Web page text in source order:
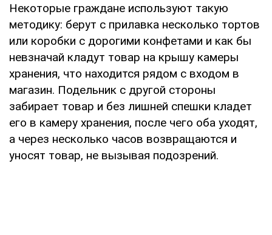
Некоторые граждане используют такую
методику: берут с прилавка несколько тортов
или коробки с дорогими конфетами и как бы
невзначай кладут товар на крышу камеры
хранения, что находится рядом с входом в
магазин. Подельник с другой стороны
забирает товар и без лишней спешки кладет
его в камеру хранения, после чего оба уходят,
а через несколько часов возвращаются и
уносят товар, не вызывая подозрений.